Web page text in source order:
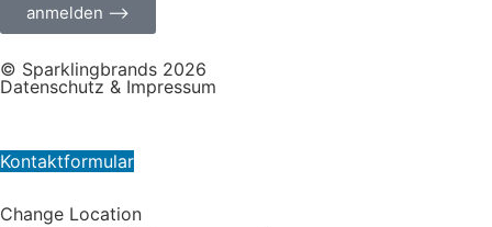
anmelden ⟶
© Sparklingbrands 2026
Datenschutz & Impressum
Kontaktformular
Change Location